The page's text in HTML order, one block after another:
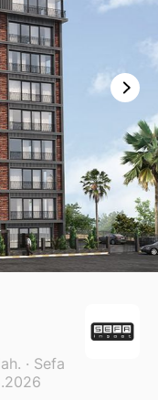
· Sefa